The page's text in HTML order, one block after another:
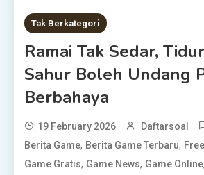
Tak Berkategori
Ramai Tak Sedar,
Sahur Boleh Undang
Berbahaya
19 February 2026 Daftarsoal
Berita Game, Berita Game Terbaru,
Game Gratis, Game News, Game Online,